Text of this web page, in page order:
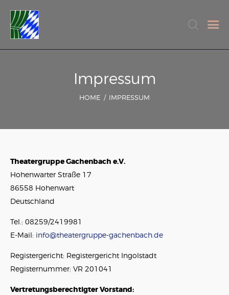
Impressum
HOME IMPRESSUM
GACHENBACH E. V.
Chronik
Unsere Stücke
Theatergruppe Gachenbach e.V.
Hohenwarter Straße 17
86558 Hohenwart
Deutschland
Tel.: 08259/2419981
E-Mail: info@theatergruppe-gachenbach.de
Registergericht: Registergericht Ingolstadt
Registernummer: VR 201041
Vertretungsberechtigter Vorstand: